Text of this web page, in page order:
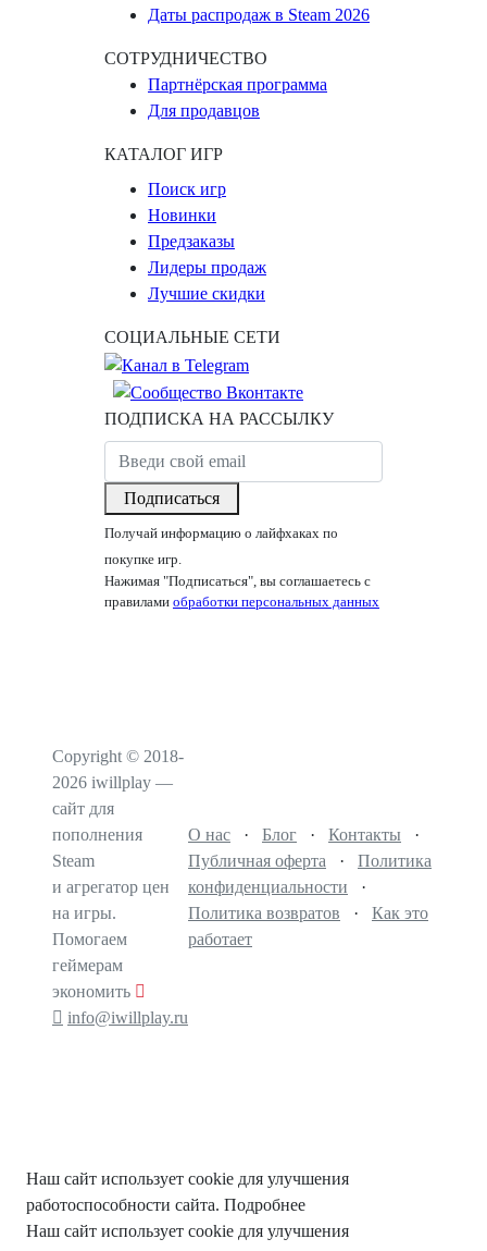
Даты распродаж в Steam 2026
СОТРУДНИЧЕСТВО
Партнёрская программа
Для продавцов
КАТАЛОГ ИГР
Поиск игр
Новинки
Предзаказы
Лидеры продаж
Лучшие скидки
СОЦИАЛЬНЫЕ СЕТИ
ПОДПИСКА НА РАССЫЛКУ
Подписаться
Получай информацию о лайфхаках по
покупке игр.
Нажимая "Подписаться", вы соглашаетесь с
правилами обработки персональных данных
Copyright © 2018-
2026 iwillplay —
сайт для
пополнения
Steam
и агрегатор цен
на игры.
Помогаем
геймерам
экономить
info@iwillplay.ru
О нас · Блог · Контакты ·
Публичная оферта · Политика
конфиденциальности ·
Политика возвратов · Как это
работает
Наш сайт использует cookie для улучшения
работоспособности сайта. Подробнее
Наш сайт использует cookie для улучшения